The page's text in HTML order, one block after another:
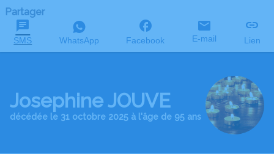
Partager
SMS WhatsApp Facebook E-mail Lien
Josephine JOUVE
décédée le 31 octobre 2025 à l'âge de 95 ans